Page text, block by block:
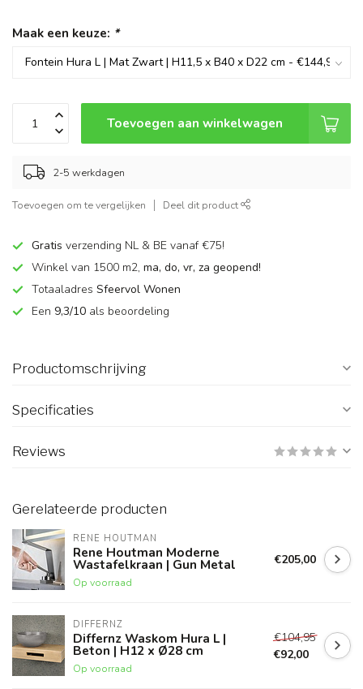
Maak een keuze: *
Toevoegen aan winkelwagen
2-5 werkdagen
Toevoegen om te vergelijken Deel dit product
Gratis verzending NL & BE vanaf €75!
Winkel van 1500 m2, ma, do, vr, za geopend!
Totaaladres Sfeervol Wonen
Een 9,3/10 als beoordeling
Productomschrijving
Specificaties
Reviews
Gerelateerde producten
RENE HOUTMAN
Rene Houtman Moderne
Wastafelkraan | Gun Metal
Op voorraad
€205,00
DIFFERNZ
Differnz Waskom Hura L |
Beton | H12 x Ø28 cm
Op voorraad
€104,95
€92,00